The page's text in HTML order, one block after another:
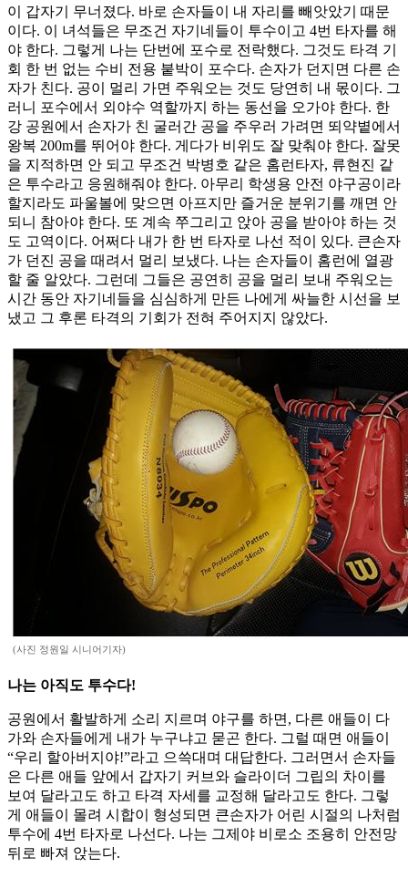
이 갑자기 무너졌다. 바로 손자들이 내 자리를 빼앗았기 때문
이다. 이 녀석들은 무조건 자기네들이 투수이고 4번 타자를 해
야 한다. 그렇게 나는 단번에 포수로 전락했다. 그것도 타격 기
회 한 번 없는 수비 전용 붙박이 포수다. 손자가 던지면 다른 손
자가 친다. 공이 멀리 가면 주워오는 것도 당연히 내 몫이다. 그
러니 포수에서 외야수 역할까지 하는 동선을 오가야 한다. 한
강 공원에서 손자가 친 굴러간 공을 주우러 가려면 뙤약볕에서
왕복 200m를 뛰어야 한다. 게다가 비위도 잘 맞춰야 한다. 잘못
을 지적하면 안 되고 무조건 박병호 같은 홈런타자, 류현진 같
은 투수라고 응원해줘야 한다. 아무리 학생용 안전 야구공이라
할지라도 파울볼에 맞으면 아프지만 즐거운 분위기를 깨면 안
되니 참아야 한다. 또 계속 쭈그리고 앉아 공을 받아야 하는 것
도 고역이다. 어쩌다 내가 한 번 타자로 나선 적이 있다. 큰손자
가 던진 공을 때려서 멀리 보냈다. 나는 손자들이 홈런에 열광
할 줄 알았다. 그런데 그들은 공연히 공을 멀리 보내 주워오는
시간 동안 자기네들을 심심하게 만든 나에게 싸늘한 시선을 보
냈고 그 후론 타격의 기회가 전혀 주어지지 않았다.
(사진 정원일 시니어기자)
나는 아직도 투수다!
공원에서 활발하게 소리 지르며 야구를 하면, 다른 애들이 다
가와 손자들에게 내가 누구냐고 묻곤 한다. 그럴 때면 애들이
“우리 할아버지야!”라고 으쓱대며 대답한다. 그러면서 손자들
은 다른 애들 앞에서 갑자기 커브와 슬라이더 그립의 차이를
보여 달라고도 하고 타격 자세를 교정해 달라고도 한다. 그렇
게 애들이 몰려 시합이 형성되면 큰손자가 어린 시절의 나처럼
투수에 4번 타자로 나선다. 나는 그제야 비로소 조용히 안전망
뒤로 빠져 앉는다.